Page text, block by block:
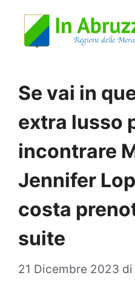
Se vai in
extra lusso
incontrare
Jennifer
costa
suite
21 Dicembre 2023 di